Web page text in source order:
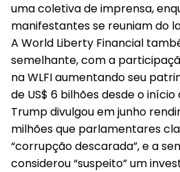
uma coletiva de imprensa,
manifestantes se reuniam do
A World Liberty Financial
semelhante, com a
na WLFI aumentando seu
de US$ 6 bilhões desde o
Trump divulgou em junho
milhões que parlamentares
“corrupção descarada”, e a
considerou “suspeito” um